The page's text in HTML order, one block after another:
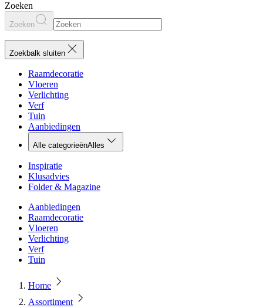
Zoeken
Zoeken
Zoekbalk sluiten
Raamdecoratie
Vloeren
Verlichting
Verf
Tuin
Aanbiedingen
Alle categorieënAlles
Inspiratie
Klusadvies
Folder & Magazine
Aanbiedingen
Raamdecoratie
Vloeren
Verlichting
Verf
Tuin
Home
Assortiment